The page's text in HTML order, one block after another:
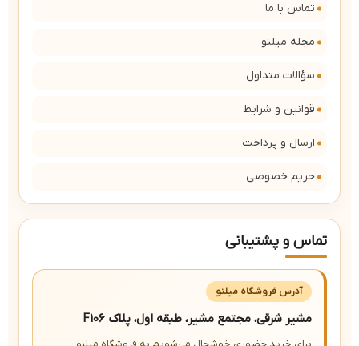
تماس با ما
مجله میلنو
سؤالات متداول
قوانین و شرایط
ارسال و پرداخت
حریم خصوصی
تماس و پشتیبانی
آدرس فروشگاه میلنو
مشیر شرقی، مجتمع مشیر، طبقه اول، پلاک F106